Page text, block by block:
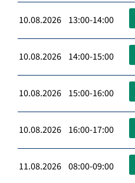
10.08.2026 13:00-14:00
10.08.2026 14:00-15:00
10.08.2026 15:00-16:00
10.08.2026 16:00-17:00
11.08.2026 08:00-09:00